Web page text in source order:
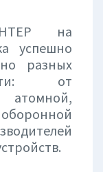
на
успешно
разных
от